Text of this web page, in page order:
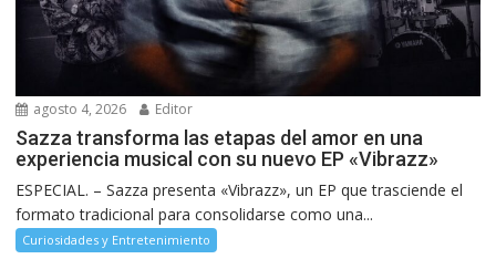
agosto 4, 2026 Editor
Sazza transforma las etapas del amor en una
experiencia musical con su nuevo EP «Vibrazz»
ESPECIAL. – Sazza presenta «Vibrazz», un EP que trasciende el
formato tradicional para consolidarse como una...
Curiosidades y Entretenimiento